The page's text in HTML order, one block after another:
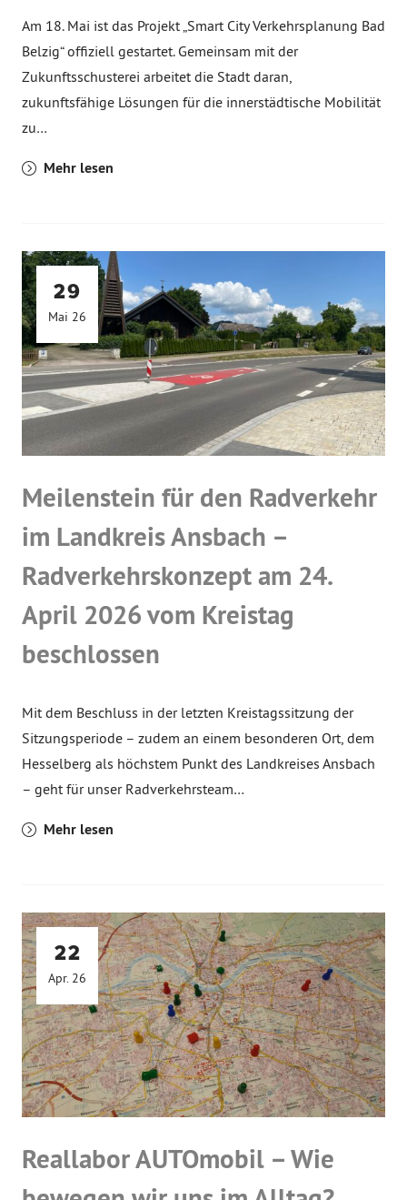
Am 18. Mai ist das Projekt „Smart City Verkehrsplanung Bad
Belzig“ offiziell gestartet. Gemeinsam mit der
Zukunftsschusterei arbeitet die Stadt daran,
zukunftsfähige Lösungen für die innerstädtische Mobilität
zu…
Mehr lesen
29
Mai 26
Meilenstein für den Radverkehr
im Landkreis Ansbach –
Radverkehrskonzept am 24.
April 2026 vom Kreistag
beschlossen
Mit dem Beschluss in der letzten Kreistagssitzung der
Sitzungsperiode – zudem an einem besonderen Ort, dem
Hesselberg als höchstem Punkt des Landkreises Ansbach
– geht für unser Radverkehrsteam…
Mehr lesen
22
Apr. 26
Reallabor AUTOmobil – Wie